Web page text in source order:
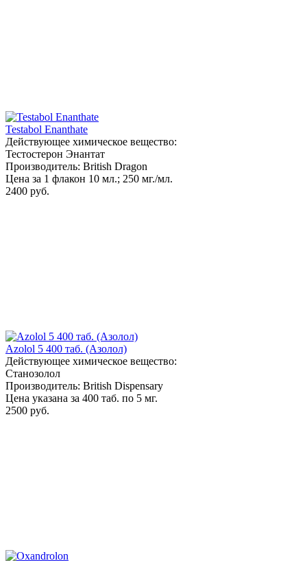
Testabol Enanthate
Действующее химическое вещество:
Тестостерон Энантат
Производитель: British Dragon
Цена за 1 флакон 10 мл.; 250 мг./мл.
2400 руб.
Azolol 5 400 таб. (Азолол)
Действующее химическое вещество:
Станозолол
Производитель: British Dispensary
Цена указана за 400 таб. по 5 мг.
2500 руб.